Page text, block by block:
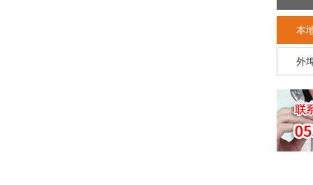
本
外